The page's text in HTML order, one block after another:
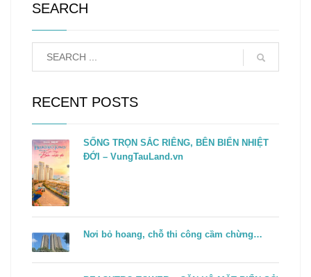
SEARCH
RECENT POSTS
SỐNG TRỌN SẮC RIÊNG, BÊN BIỂN NHIỆT
ĐỚI – VungTauLand.vn
Nơi bỏ hoang, chỗ thi công cầm chừng…